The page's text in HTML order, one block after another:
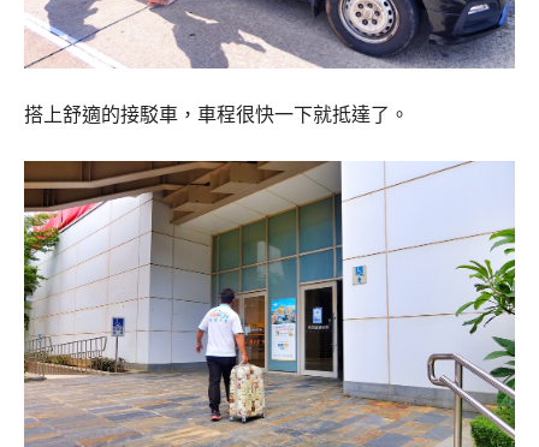
搭上舒適的接駁車，車程很快一下就抵達了。